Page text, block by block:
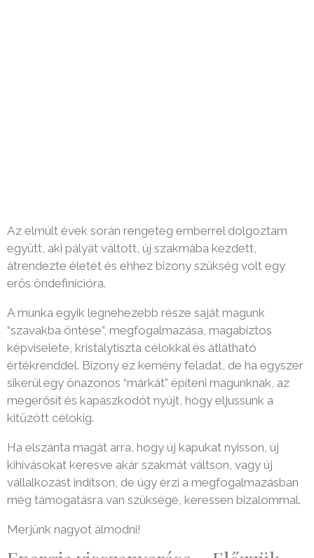
erős öndefinícióra.
A munka egyik legnehezebb része saját magunk
“szavakba öntése”, megfogalmazása, magabiztos
képviselete, kristálytiszta célokkal és átlátható
értékrenddel. Bizony ez kemény feladat, de ha egyszer
sikerül egy önazonos “márkát” építeni magunknak, az
megerősít és kapaszkodót nyújt, hogy eljussunk a
kitűzött célokig.
Ha elszánta magát arra, hogy új kapukat nyisson, új
kihívásokat keresve akár szakmát váltson, vagy új
vállalkozást indítson, de úgy érzi a megfogalmazásban
még támogatásra van szüksége, keressen bizalommal.
Merjünk nagyot álmodni!
Energia visszanyerése – Előzzük
A burnout túlhajszolt életünkben elég gyakori